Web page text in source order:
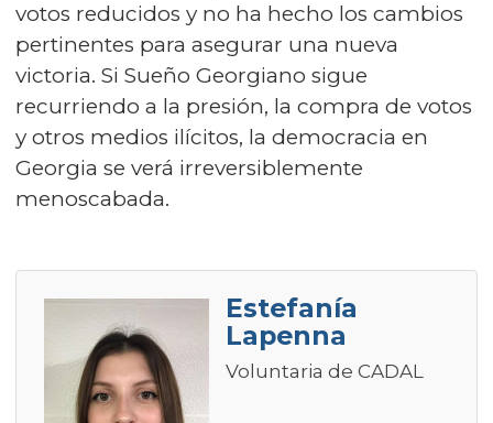
votos reducidos y no ha hecho los cambios
pertinentes para asegurar una nueva
victoria. Si Sueño Georgiano sigue
recurriendo a la presión, la compra de votos
y otros medios ilícitos, la democracia en
Georgia se verá irreversiblemente
menoscabada.
Estefanía
Lapenna
Voluntaria de CADAL